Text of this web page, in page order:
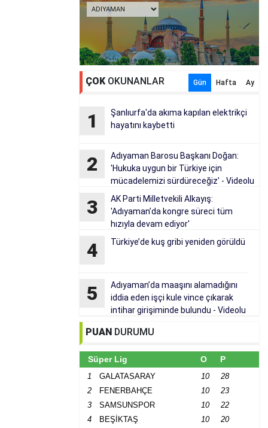
ÇOKOKUNANLAR Gün Hafta Ay
1
Şanlıurfa'da akıma kapılan elektrikçi
hayatını kaybetti
2
Adıyaman Barosu Başkanı Doğan:
'Hukuka uygun bir Türkiye için
mücadelemizi sürdüreceğiz' - Videolu
3
AK Parti Milletvekili Alkayış:
'Adıyaman’da kongre süreci tüm
hızıyla devam ediyor'
4 Türkiye’de kuş gribi yeniden görüldü
5
Adıyaman’da maaşını alamadığını
iddia eden işçi kule vince çıkarak
intihar girişiminde bulundu - Videolu
Haber
PUAN DURUMU
Süper Lig O P
1 GALATASARAY 10
28
2
FENERBAHÇE 10
23
3
SAMSUNSPOR 10
22
4
BEŞİKTAŞ 10
20